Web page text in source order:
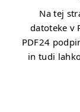
Na tej
datoteke v
PDF24
in tudi